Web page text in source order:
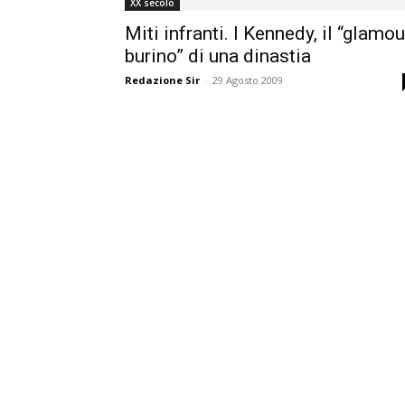
XX secolo
Miti infranti. I Kennedy, il
burino” di una dinastia
Redazione Sir - 29 Agosto 2009